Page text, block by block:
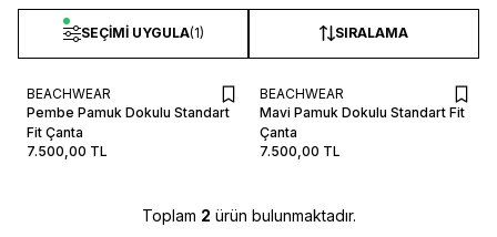
SEÇIMI UYGULA(1) SIRALAMA
STD
SEPETE EKLE / +
BEDEN REHBERI
BEACHWEAR
Pembe Pamuk Dokulu Standart
Fit Çanta
7.500,00 TL
STD
BEDEN REHBERI
BEACHWEAR
Mavi Pamuk Dokulu Standart Fit
Çanta
7.500,00 TL
Toplam 2 ürün bulunmaktadır.